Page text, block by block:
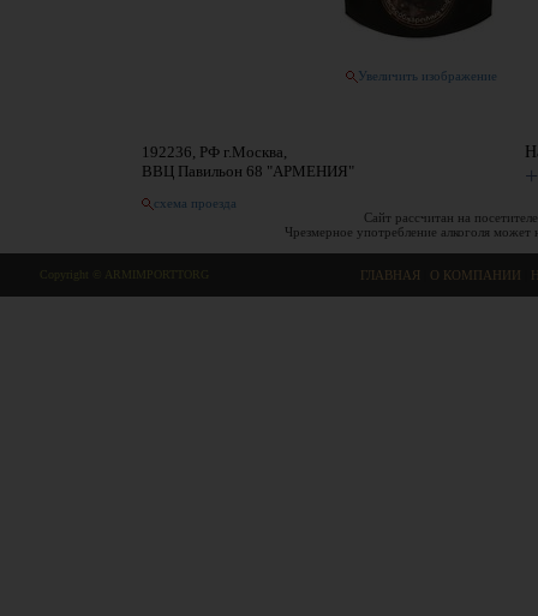
Увеличить изображение
192236, РФ г.Москва,
ВВЦ Павильон 68 "АРМЕНИЯ"
схема проезда
Сайт рассчитан на
Чрезмерное употребление алкоголя
Copyright © ARMIMPORTTORG ГЛАВНАЯ О КОМПАНИИ